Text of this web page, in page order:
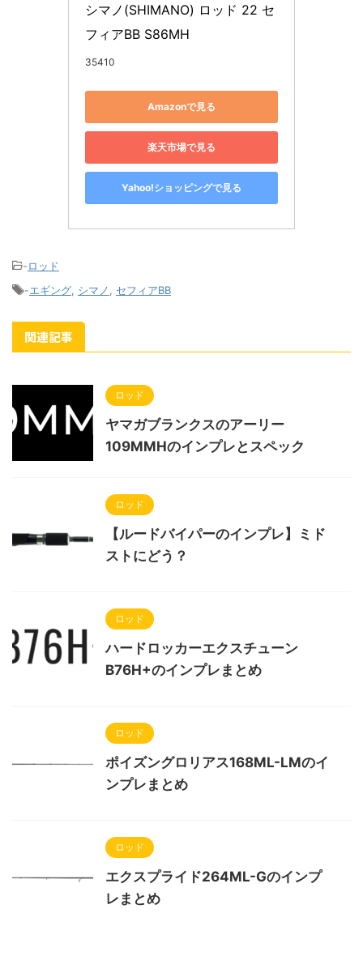
シマノ(SHIMANO) ロッド 22 セ
フィアBB S86MH
35410
Amazonで見る
楽天市場で見る
Yahoo!ショッピングで見る
-ロッド
-エギング シマノ セフィアBB
関連記事
ロッド
ヤマガブランクスのアーリー
109MMHのインプレとスペック
ロッド
【ルードバイパーのインプレ】ミド
ストにどう？
ロッド
ハードロッカーエクスチューン
B76H+のインプレまとめ
ロッド
ポイズングロリアス168ML-LMのイ
ンプレまとめ
ロッド
エクスプライド264ML-Gのインプ
レまとめ